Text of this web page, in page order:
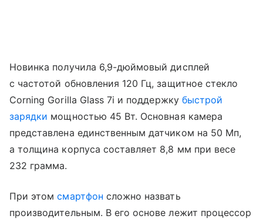
Новинка получила 6,9-дюймовый дисплей
с частотой обновления 120 Гц, защитное стекло
Corning Gorilla Glass 7i и поддержку быстрой
зарядки мощностью 45 Вт. Основная камера
представлена единственным датчиком на 50 Мп,
а толщина корпуса составляет 8,8 мм при весе
232 грамма.
При этомсмартфон сложно назвать
производительным. В его основе лежит процессор